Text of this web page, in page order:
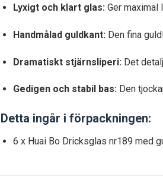
Lyxigt och klart glas: Ger maximal
Handmålad guldkant: Den fina
Dramatiskt stjärnsliperi: Det
Gedigen och stabil bas: Den
Detta ingår i förpackningen:
6 x Huai Bo Dricksglas nr189 med